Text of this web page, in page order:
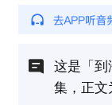
这是「
集，正文